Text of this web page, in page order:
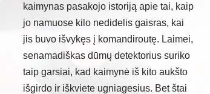
kaimynas pasakojo istoriją apie tai, kaip
jo namuose kilo nedidelis gaisras, kai
jis buvo išvykęs į komandiroutę. Laimei,
senamadiškas dūmų detektorius suriko
taip garsiai, kad kaimynė iš kito aukšto
išgirdo ir iškviete ugniagesius. Bet štai